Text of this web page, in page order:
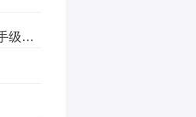
如何从网络营销菜鸟变为高手级风云人物